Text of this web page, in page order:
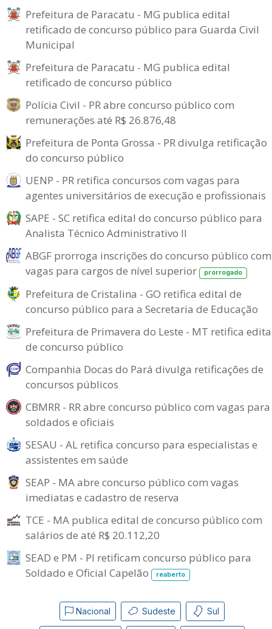
Prefeitura de Paracatu - MG publica edital
retificado de concurso público para Guarda Civil
Municipal
Prefeitura de Paracatu - MG publica edital
retificado de concurso público
Polícia Civil - PR abre concurso público com
remunerações até R$ 26.876,48
Prefeitura de Ponta Grossa - PR divulga retificação
do concurso público
UENP - PR retifica concursos com vagas para
agentes universitários de execução e profissionais
SAPE - SC retifica edital do concurso público para
Analista Técnico Administrativo II
ABGF prorroga inscrições do concurso público com
vagas para cargos de nível superior
prorrogado
Prefeitura de Cristalina - GO retifica edital de
concurso público para a Secretaria de Educação
Prefeitura de Primavera do Leste - MT retifica
de concurso público
Companhia Docas do Pará divulga retificações de
concursos públicos
CBMRR - RR abre concurso público com vagas para
soldados e oficiais
SESAU - AL retifica concurso para especialistas e
assistentes em saúde
SEAP - MA abre concurso público com vagas
imediatas e cadastro de reserva
TCE - MA publica edital de concurso público com
salários de até R$ 20.112,20
SEAD e PM - PI retificam concurso público para
Soldado e Oficial Capelão
reaberto
Nacional Sudeste Sul